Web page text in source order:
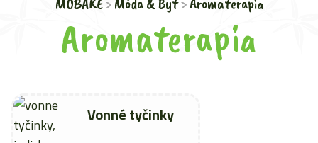
Aromaterapia
Vonné tyčinky